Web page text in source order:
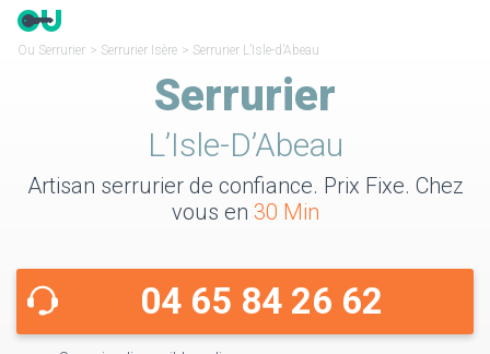
Ou Serrurier > Serrurier Isère > Serrurier L’Isle-d’Abeau
Serrurier
L’Isle-D’Abeau
Artisan serrurier de confiance. Prix Fixe. Chez
vous en 30 Min
04 65 84 26 62